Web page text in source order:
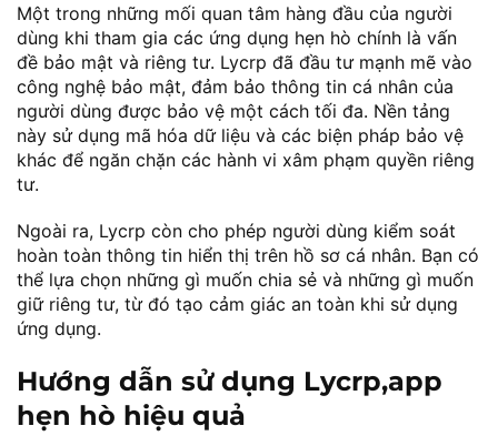
Một trong những mối quan tâm hàng đầu của người
dùng khi tham gia các ứng dụng hẹn hò chính là vấn
đề bảo mật và riêng tư. Lycrp đã đầu tư mạnh mẽ vào
công nghệ bảo mật, đảm bảo thông tin cá nhân của
người dùng được bảo vệ một cách tối đa. Nền tảng
này sử dụng mã hóa dữ liệu và các biện pháp bảo vệ
khác để ngăn chặn các hành vi xâm phạm quyền riêng
tư.
Ngoài ra, Lycrp còn cho phép người dùng kiểm soát
hoàn toàn thông tin hiển thị trên hồ sơ cá nhân. Bạn có
thể lựa chọn những gì muốn chia sẻ và những gì muốn
giữ riêng tư, từ đó tạo cảm giác an toàn khi sử dụng
ứng dụng.
Hướng dẫn sử dụng Lycrp,app
hẹn hò hiệu quả